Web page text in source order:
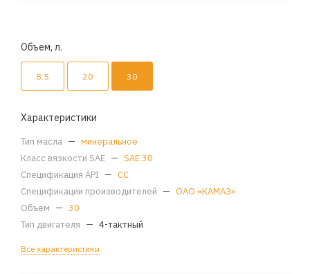
Объем, л.
8.5 20 30
Характеристики
Тип масла — минеральное
Класс вязкости SAE — SAE 30
Спецификация API — CC
Спецификации производителей — ОАО «КАМАЗ»
Объем — 30
Тип двигателя — 4-тактный
Все характеристики